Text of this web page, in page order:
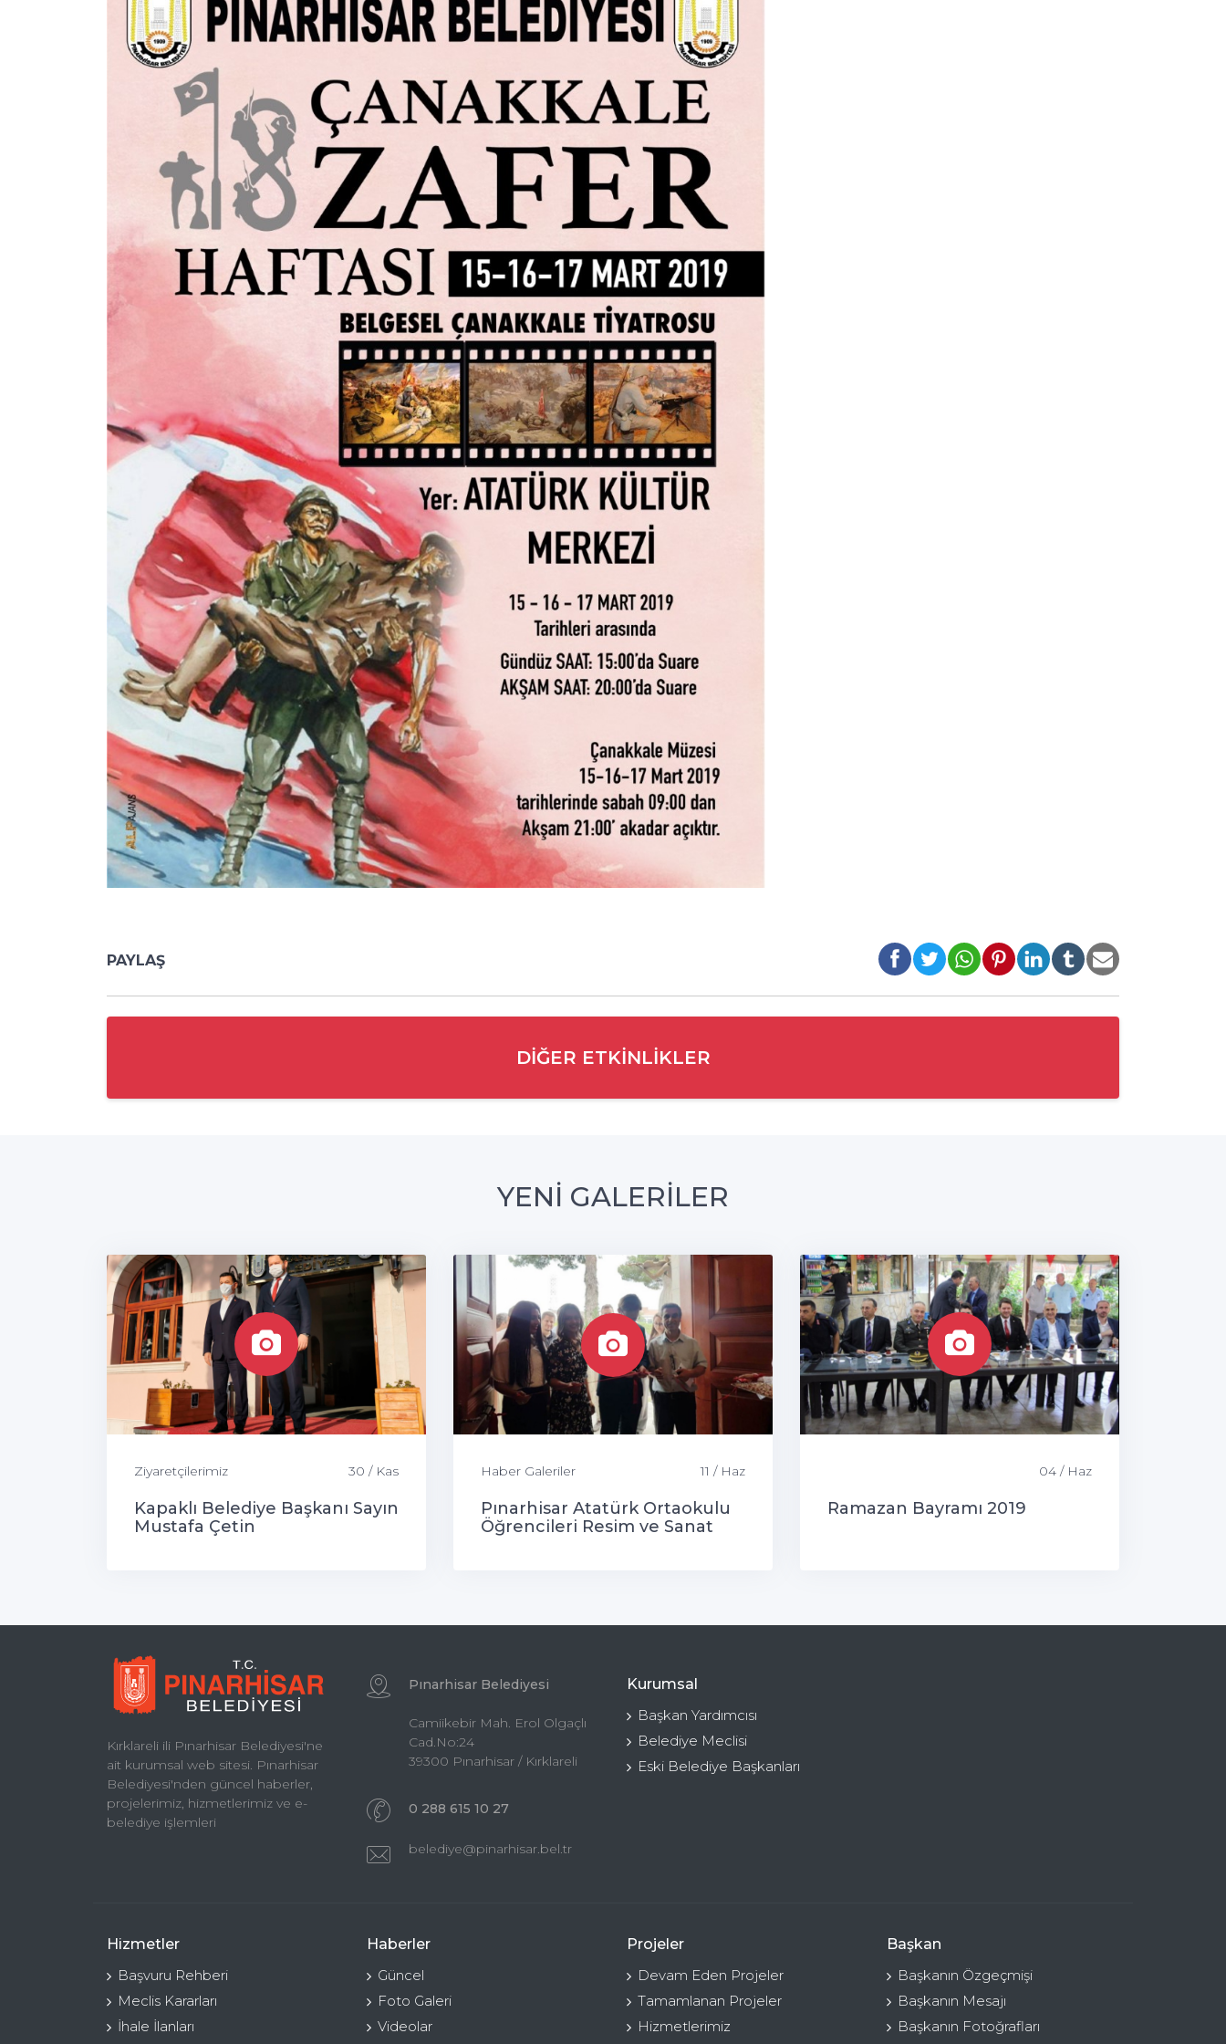
PAYLAŞ
DIĞER ETKINLIKLER
YENİ GALERİLER
Ziyaretçilerimiz 30 / Kas
Kapaklı Belediye Başkanı Sayın
Mustafa Çetin
Haber Galeriler 11 / Haz
Pınarhisar Atatürk Ortaokulu
Öğrencileri Resim ve Sanat
04 / Haz
Ramazan Bayramı 2019
Kırklareli ili Pınarhisar Belediyesi'ne
ait kurumsal web sitesi. Pınarhisar
Belediyesi'nden güncel haberler,
projelerimiz, hizmetlerimiz ve e-
belediye işlemleri
Pınarhisar Belediyesi
Camiikebir Mah. Erol Olgaçlı
Cad.No:24
39300 Pınarhisar / Kırklareli
0 288 615 10 27
belediye@pinarhisar.bel.tr
Kurumsal
Başkan Yardımcısı
Belediye Meclisi
Eski Belediye Başkanları
Hizmetler
Başvuru Rehberi
Meclis Kararları
İhale İlanları
Haberler
Güncel
Foto Galeri
Videolar
Projeler
Devam Eden Projeler
Tamamlanan Projeler
Hizmetlerimiz
Başkan
Başkanın Özgeçmişi
Başkanın Mesajı
Başkanın Fotoğrafları